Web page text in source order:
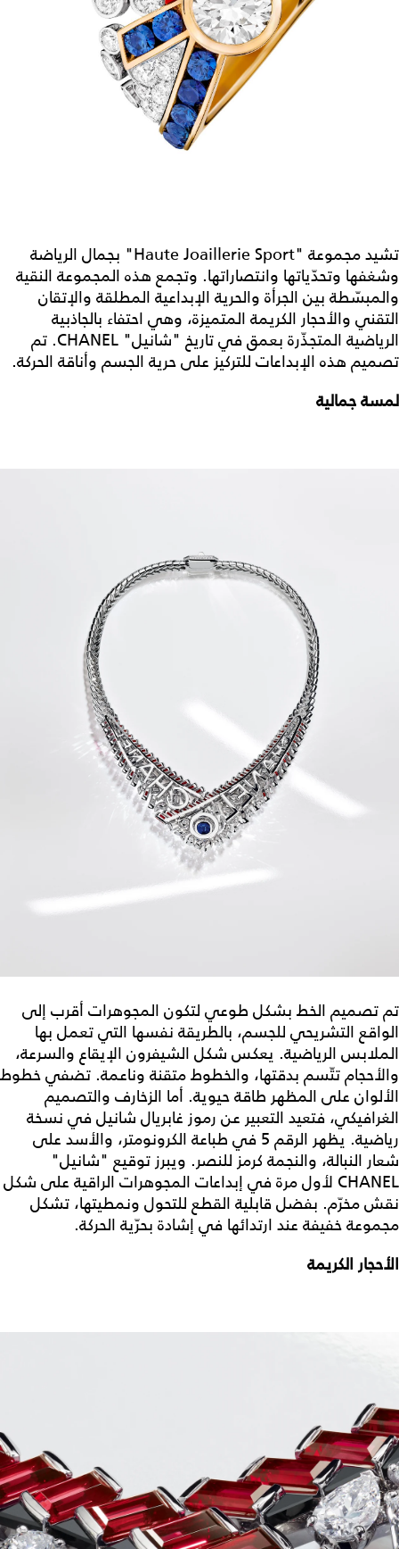
تشيد مجموعة "Haute Joaillerie Sport" بجمال الرياضة
وشغفها وتحدّياتها وانتصاراتها. وتجمع هذه المجموعة النقية
والمبسّطة بين الجرأة والحرية الإبداعية المطلقة والإتقان
التقني والأحجار الكريمة المتميزة، وهي احتفاء بالجاذبية
الرياضية المتجذّرة بعمق في تاريخ "شانيل" CHANEL. تم
تصميم هذه الإبداعات للتركيز على حرية الجسم وأناقة الحركة.
لمسة جمالية
تم تصميم الخط بشكل طوعي لتكون المجوهرات أقرب إلى
الواقع التشريحي للجسم، بالطريقة نفسها التي تعمل بها
الملابس الرياضية. يعكس شكل الشيفرون الإيقاع والسرعة،
والأحجام تتّسم بدقتها، والخطوط متقنة وناعمة. تضفي خطوط
الألوان على المظهر طاقة حيوية. أما الزخارف والتصميم
الغرافيكي، فتعيد التعبير عن رموز غابريال شانيل في نسخة
رياضية. يظهر الرقم 5 في طباعة الكرونومتر، والأسد على
شعار النبالة، والنجمة كرمز للنصر. ويبرز توقيع "شانيل"
CHANEL لأول مرة في إبداعات المجوهرات الراقية على شكل
نقش مخرّم. بفضل قابلية القطع للتحول ونمطيتها، تشكل
مجموعة خفيفة عند ارتدائها في إشادة بحرّية الحركة.
الأحجار الكريمة